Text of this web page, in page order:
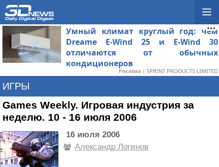
Умный климат круглый год: чем
Dreame E-Wind 25 и E-Wind 30
отличаются от обычных
кондиционеров
Реклама | SPRINT PRODUCTS LIMITED
ИГРЫ
Games Weekly. Игровая индустрия за
неделю. 10 - 16 июля 2006
16 июля 2006
Александр Логинов